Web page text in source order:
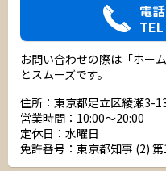
電
お問い合わせの際は「ホー
とスムーズです。
住所：東京都足立区綾瀬3-
営業時間：10:00～20:00
定休日：水曜日
免許番号：東京都知事 (2)